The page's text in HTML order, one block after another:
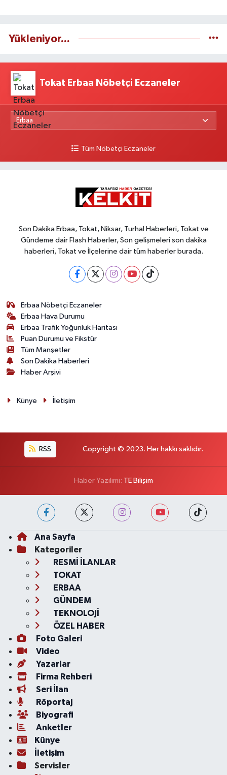
Yükleniyor...
Tokat Erbaa Nöbetçi Eczaneler
Tüm Nöbetçi Eczaneler
Son Dakika Erbaa, Tokat, Niksar, Turhal Haberleri, Tokat ve
Gündeme dair Flash Haberler, Son gelişmeleri son dakika
haberleri, Tokat ve İlçelerine dair tüm haberler burada.
Erbaa Nöbetçi Eczaneler
Erbaa Hava Durumu
Erbaa Trafik Yoğunluk Haritası
Puan Durumu ve Fikstür
Tüm Manşetler
Son Dakika Haberleri
Haber Arşivi
Künye İletişim
RSS Copyright © 2023. Her hakkı saklıdır.
Haber Yazılımı: TE Bilişim
Ana Sayfa
Kategoriler
RESMİ İLANLAR
TOKAT
ERBAA
GÜNDEM
TEKNOLOJİ
ÖZEL HABER
Foto Galeri
Video
Yazarlar
Firma Rehberi
Seri İlan
Röportaj
Biyografi
Anketler
Künye
İletişim
Servisler